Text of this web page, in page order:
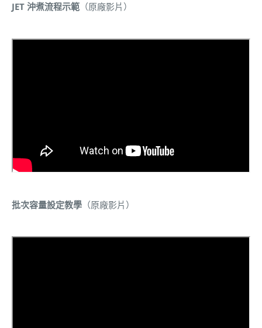
JET 沖煮流程示範 （原廠影片）
批次容量設定教學 （原廠影片）